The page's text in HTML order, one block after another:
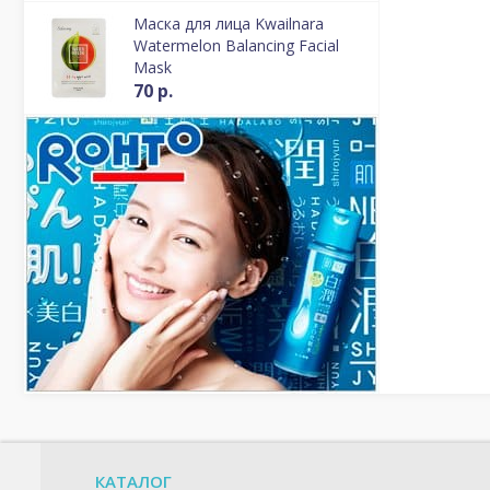
Маска для лица Kwailnara
Watermelon Balancing Facial
Mask
70 р.
КАТАЛОГ